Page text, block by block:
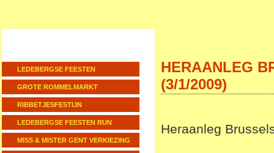
HERAANLEG
(3/1/2009)
Heraanleg
LEDEBERGSE FEESTEN
GROTE ROMMELMARKT
RIBBETJESFESTIJN
LEDEBERGSE FEESTEN RUN
MISS & MISTER GENT VERKIEZING